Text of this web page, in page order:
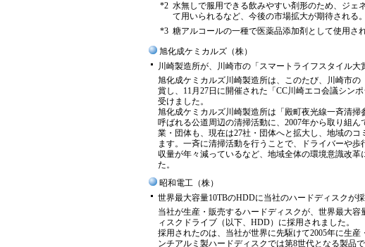
*2 水無しで服用できる飲みやすい剤形のため、ジェ
て用いられるなど、今後の市場拡大が期待される。
*3 糖アルコールの一種で医薬品添加剤として使用され
旭化成ケミカルズ（株）
川崎製造所が、川崎市の「スマートライフスタイル大
旭化成ケミカルズ川崎製造所は、このたび、川崎市
賞し、11月27日に開催された「CC川崎エコ会議シン
受けました。
旭化成ケミカルズ川崎製造所は「殿町夜光線一斉清
呼ばれる公道周辺の清掃活動に、2007年から取り組
業・団体も、現在は27社・団体へと拡大し、地域の
ます。一斉に清掃活動を行うことで、ドライバーや
収量が年々減っているなど、地域全体の環境意識改
た。
昭和電工（株）
世界最大容量10TBのHDDに当社のハードディスクが採
当社が生産・販売するハードディスクが、世界最大
ィスクドライブ（以下、HDD）に採用されました。
採用されたのは、当社が世界に先駆けて2005年に生
ンチアルミ製ハードディスクでは第8世代となる製品で